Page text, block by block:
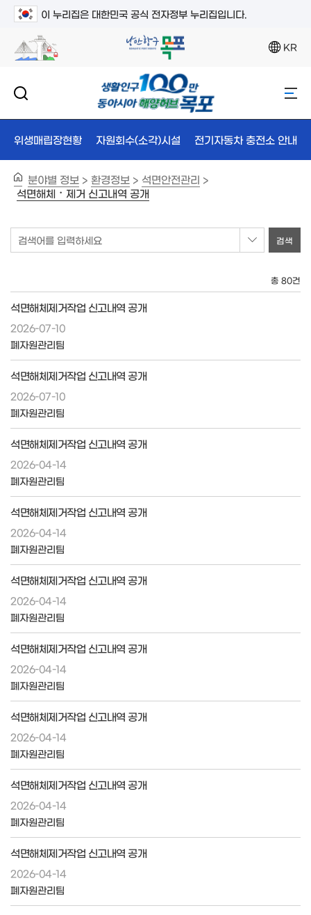
이 누리집은 대한민국 공식 전자정부 누리집입니다.
KR
위생매립장현황 자원회수(소각)시설 전기자동차 충전소 안내
분야별 정보 > 환경정보 > 석면안전관리 >
석면해체・제거 신고내역 공개
검색어를 입력하세요
총 80건
석면해체제거작업 신고내역 공개
2026-07-10
폐자원관리팀
석면해체제거작업 신고내역 공개
2026-07-10
폐자원관리팀
석면해체제거작업 신고내역 공개
2026-04-14
폐자원관리팀
석면해체제거작업 신고내역 공개
2026-04-14
폐자원관리팀
석면해체제거작업 신고내역 공개
2026-04-14
폐자원관리팀
석면해체제거작업 신고내역 공개
2026-04-14
폐자원관리팀
석면해체제거작업 신고내역 공개
2026-04-14
폐자원관리팀
석면해체제거작업 신고내역 공개
2026-04-14
폐자원관리팀
석면해체제거작업 신고내역 공개
2026-04-14
폐자원관리팀